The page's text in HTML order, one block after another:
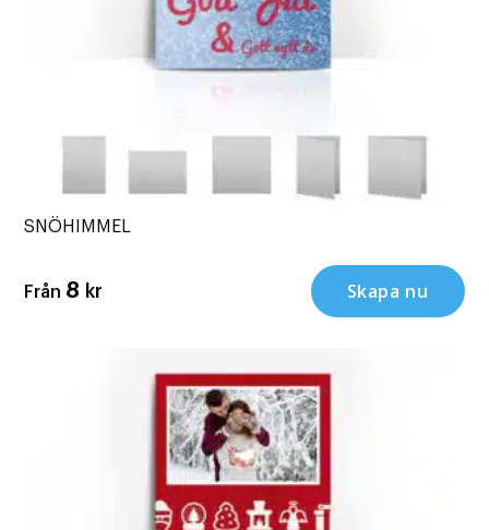
SNÖHIMMEL
Från 8 kr Skapa nu